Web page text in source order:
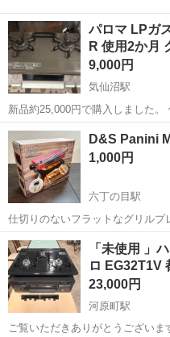
パロマ LPガ
R 使用2か月
9,000円
気仙沼駅
新品約25,000円で購入しました。
未使用です。 ガスホースもお付
ます。 パロマのLPガス（プロパンガス）用ガステーブルです。 型
番：IC-S807BH...
宮城 気仙沼市
D&S Panini
1,000円
六丁の目駅
仕切りのないフラットなグリルプ
ニーニメーカーです。 - ブランド: D&S - モデル名: DS-7963 - カラー:
宮城 仙台市 六丁の目駅
「未使用 」
ロ EG32T1V
23,000円
河原町駅
ご覧いただきありがとうございます。 未使用 ハー